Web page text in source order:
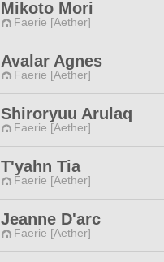
Mikoto Mori
Faerie [Aether]
Avalar Agnes
Faerie [Aether]
Shiroryuu Arulaq
Faerie [Aether]
T'yahn Tia
Faerie [Aether]
Jeanne D'arc
Faerie [Aether]